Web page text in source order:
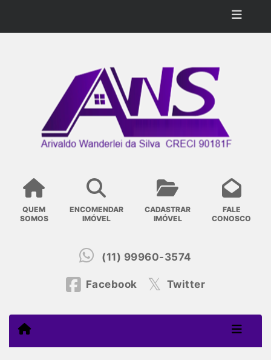
QUEM
SOMOS
ENCOMENDAR
IMÓVEL
CADASTRAR
IMÓVEL
FALE
CONOSCO
(11) 99960-3574
Facebook Twitter